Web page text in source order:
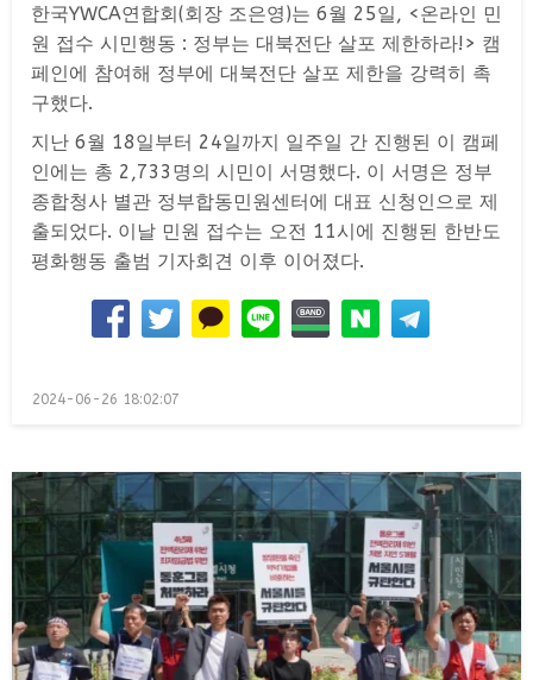
한국YWCA연합회(회장 조은영)는 6월 25일, <온라인 민
원 접수 시민행동 : 정부는 대북전단 살포 제한하라!> 캠
페인에 참여해 정부에 대북전단 살포 제한을 강력히 촉
구했다.
지난 6월 18일부터 24일까지 일주일 간 진행된 이 캠페
인에는 총 2,733명의 시민이 서명했다. 이 서명은 정부
종합청사 별관 정부합동민원센터에 대표 신청인으로 제
출되었다. 이날 민원 접수는 오전 11시에 진행된 한반도
평화행동 출범 기자회견 이후 이어졌다.
Posted
2024-06-26 18:02:07